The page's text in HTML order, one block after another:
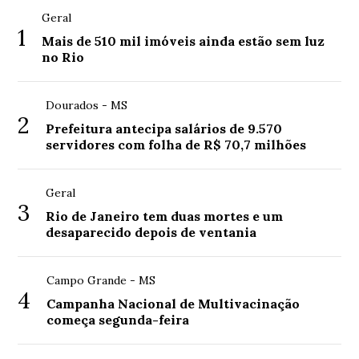
1
Geral
Mais de 510 mil imóveis ainda estão sem luz
no Rio
2
Dourados - MS
Prefeitura antecipa salários de 9.570
servidores com folha de R$ 70,7 milhões
3
Geral
Rio de Janeiro tem duas mortes e um
desaparecido depois de ventania
4
Campo Grande - MS
Campanha Nacional de Multivacinação
começa segunda-feira